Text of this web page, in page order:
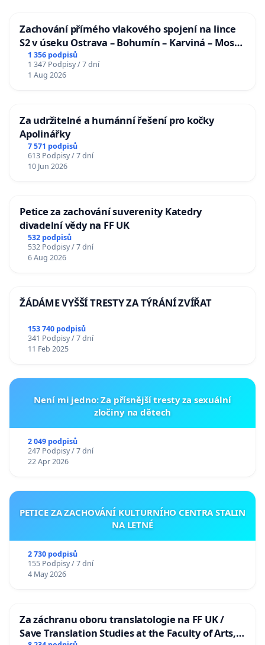
Zachování přímého vlakového spojení na lince
S2 v úseku Ostrava – Bohumín – Karviná – Mosty
u Jablunkova
1 356 podpisů
1 347 Podpisy / 7 dní
1 Aug 2026
Za udržitelné a humánní řešení pro kočky
Apolinářky
7 571 podpisů
613 Podpisy / 7 dní
10 Jun 2026
Petice za zachování suverenity Katedry
divadelní vědy na FF UK
532 podpisů
532 Podpisy / 7 dní
6 Aug 2026
ŽÁDÁME VYŠŠÍ TRESTY ZA TÝRÁNÍ ZVÍŘAT
153 740 podpisů
341 Podpisy / 7 dní
11 Feb 2025
Není mi jedno: Za přísnější tresty za sexuální
zločiny na dětech
2 049 podpisů
247 Podpisy / 7 dní
22 Apr 2026
PETICE ZA ZACHOVÁNÍ KULTURNÍHO CENTRA STALIN
NA LETNÉ
2 730 podpisů
155 Podpisy / 7 dní
4 May 2026
Za záchranu oboru translatologie na FF UK /
Save Translation Studies at the Faculty of Arts,